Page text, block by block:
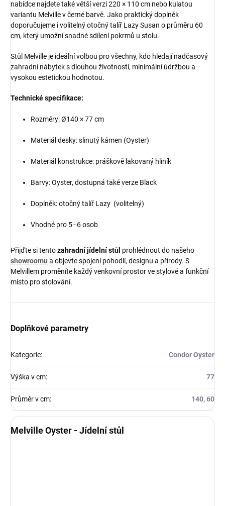
nabídce najdete také větší verzi 220 × 110 cm nebo kulatou
variantu Melville v černé barvě. Jako praktický doplněk
doporučujeme i volitelný otočný talíř Lazy Susan o průměru 60
cm, který umožní snadné sdílení pokrmů u stolu.
Stůl Melville je ideální volbou pro všechny, kdo hledají nadčasový
zahradní nábytek s dlouhou životností, minimální údržbou a
vysokou estetickou hodnotou.
Technické specifikace:
Rozměry: Ø140 × 77 cm
Materiál desky: slinutý kámen (Oyster)
Materiál konstrukce: práškově lakovaný hliník
Barvy: Oyster, dostupná také verze Black
Doplněk: otočný talíř Lazy (volitelný)
Vhodné pro 5–6 osob
Přijďte si tentozahradní jídelní stůl prohlédnout do našeho
showroomu a objevte spojení pohodlí, designu a přírody. S
Melvillem proměníte každý venkovní prostor ve stylové a funkční
místo pro stolování.
Doplňkové parametry
Kategorie: Condor Oyster
Výška v cm: 77
Průměr v cm: 140, 60
Melville Oyster - Jídelní stůl